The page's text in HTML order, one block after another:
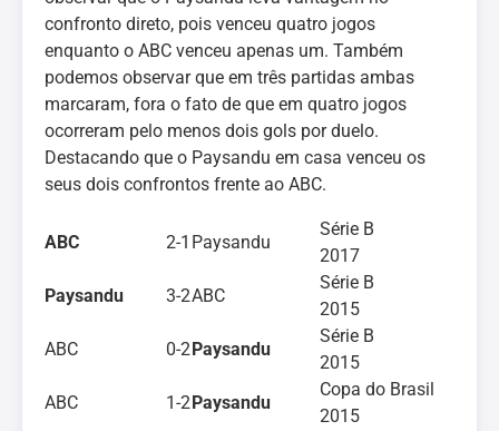
confronto direto, pois venceu quatro jogos
enquanto o ABC venceu apenas um. Também
podemos observar que em três partidas ambas
marcaram, fora o fato de que em quatro jogos
ocorreram pelo menos dois gols por duelo.
Destacando que o Paysandu em casa venceu os
seus dois confrontos frente ao ABC.
ABC 2-1 Paysandu
Série B
2017
Paysandu
3-2ABC
Série B
2015
ABC
0-2Paysandu
Série B
2015
ABC
1-2Paysandu
Copa do Brasil
2015